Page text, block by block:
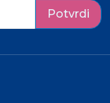
Potvrdi